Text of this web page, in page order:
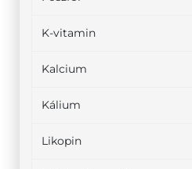
K-vitamin
Kalcium
Kálium
Likopin